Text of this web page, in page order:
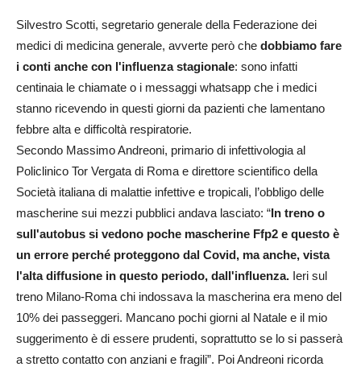
Silvestro Scotti, segretario generale della Federazione dei
medici di medicina generale, avverte però che dobbiamo fare
i conti anche con l'influenza stagionale: sono infatti
centinaia le chiamate o i messaggi whatsapp che i medici
stanno ricevendo in questi giorni da pazienti che lamentano
febbre alta e difficoltà respiratorie.
Secondo Massimo Andreoni, primario di infettivologia al
Policlinico Tor Vergata di Roma e direttore scientifico della
Società italiana di malattie infettive e tropicali, l’obbligo delle
mascherine sui mezzi pubblici andava lasciato: “In treno o
sull'autobus si vedono poche mascherine Ffp2 e questo è
un errore perché proteggono dal Covid, ma anche, vista
l'alta diffusione in questo periodo, dall'influenza. Ieri sul
treno Milano-Roma chi indossava la mascherina era meno del
10% dei passeggeri. Mancano pochi giorni al Natale e il mio
suggerimento è di essere prudenti, soprattutto se lo si passerà
a stretto contatto con anziani e fragili”. Poi Andreoni ricorda